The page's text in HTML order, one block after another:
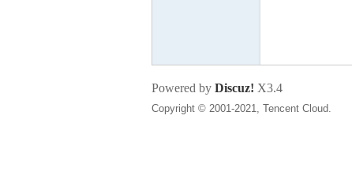
Powered by Discuz! X3.4
Copyright © 2001-2021, Tencent Cloud.